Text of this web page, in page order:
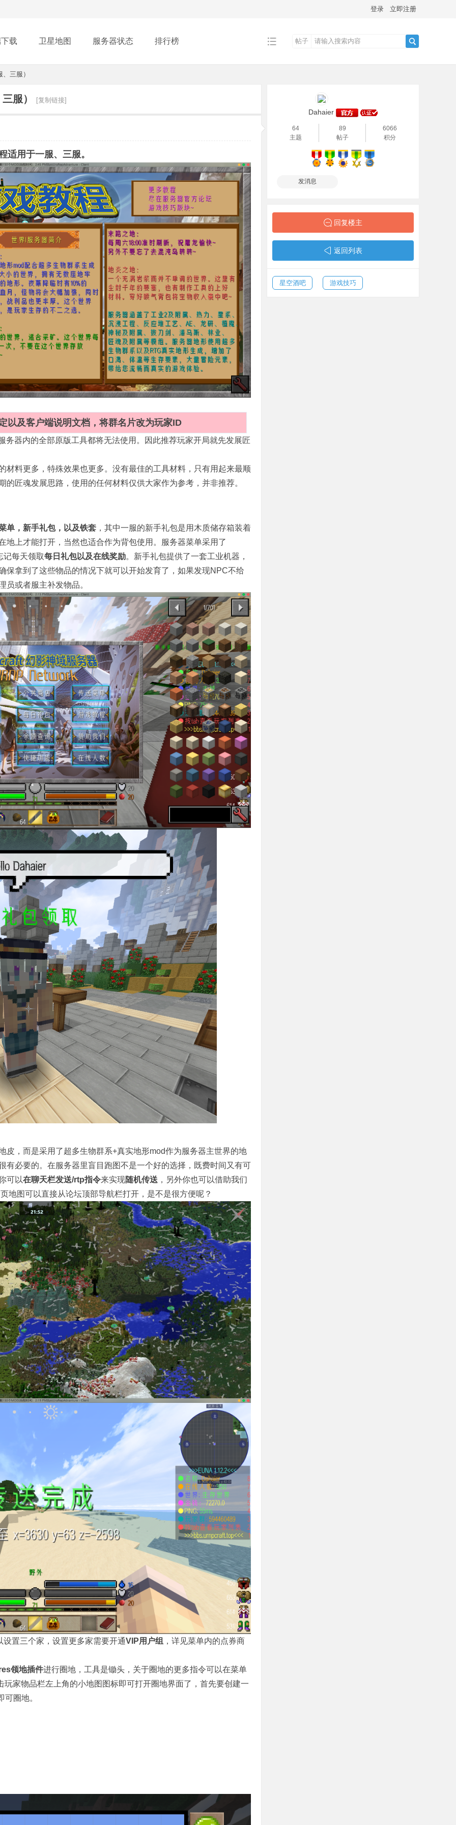
登录 立即注册
载 卫星地图 服务器状态 排行榜
帖子
三服）
服） [复制链接]
适用于一服、三服。
以及客户端说明文档，将群名片改为玩家ID
内的全部原版工具都将无法使用。因此推荐玩家开局就先发展匠
材料更多，特殊效果也更多。没有最佳的工具材料，只有用起来最顺
匠魂发展思路，使用的任何材料仅供大家作为参考，并非推荐。
单，新手礼包，以及铁套 ，其中一服的新手礼包是用木质储存箱装着
地上才能打开，当然也适合作为背包使用。服务器菜单采用了
记每天领取每日礼包以及在线奖励。新手礼包提供了一套工业机器，
保拿到了这些物品的情况下就可以开始发育了，如果发现NPC不给
员或者服主补发物品。
而是采用了超多生物群系+真实地形mod作为服务器主世界的地
有必要的。在服务器里盲目跑图不是一个好的选择，既费时间又有可
可以在聊天栏发送/rtp指令来实现随机传送 ，另外你也可以借助我们
地图可以直接从论坛顶部导航栏打开，是不是很方便呢？
设置三个家，设置更多家需要开通VIP用户组 ，详见菜单内的点券商
领地插件进行圈地，工具是锄头，关于圈地的更多指令可以在菜单
玩家物品栏左上角的小地图图标即可打开圈地界面了，首先要创建一
圈地。
Dahaier
64
主题
89
帖子
6066
积分
发消息
回复楼主
返回列表
星空酒吧 游戏技巧